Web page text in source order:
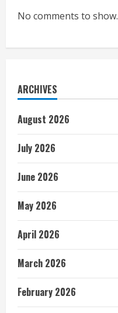
No comments to show.
ARCHIVES
August 2026
July 2026
June 2026
May 2026
April 2026
March 2026
February 2026